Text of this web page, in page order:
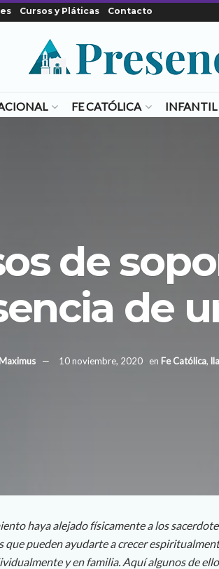
Cursos y Pláticas Contacto
FE CATÓLICA INFANTIL
de
de
10 noviembre, 2020 en Fe Católica,
haya alejado físicamente a los
que pueden ayudarte a crecer
y en familia. Aquí algunos de